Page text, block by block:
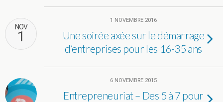
NOV
1
1 NOVEMBRE 2016
Une soirée axée sur le démarrage
d’entreprises pour les 16-35 ans
6 NOVEMBRE 2015
Entrepreneuriat – Des 5 à 7 pour